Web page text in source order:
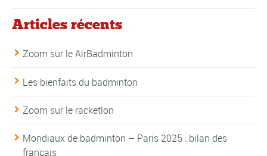
Articles récents
Zoom sur le AirBadminton
Les bienfaits du badminton
Zoom sur le racketlon
Mondiaux de badminton – Paris 2025 : bilan des
français